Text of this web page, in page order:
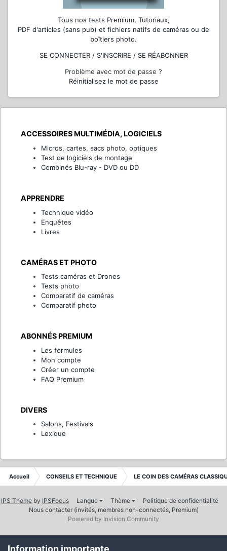
Tous nos tests Premium, Tutoriaux,
PDF d'articles (sans pub) et fichiers natifs de caméras ou de
boîtiers photo.
SE CONNECTER / S'INSCRIRE / SE RÉABONNER
Problème avec mot de passe ?
Réinitialisez le mot de passe
ACCESSOIRES MULTIMÉDIA, LOGICIELS
Micros, cartes, sacs photo, optiques
Test de logiciels de montage
Combinés Blu-ray - DVD ou DD
APPRENDRE
Technique vidéo
Enquêtes
Livres
CAMÉRAS ET PHOTO
Tests caméras et Drones
Tests photo
Comparatif de caméras
Comparatif photo
ABONNÉS PREMIUM
Les formules
Mon compte
Créer un compte
FAQ Premium
DIVERS
Salons, Festivals
Lexique
Accueil CONSEILS ET TECHNIQUE LE COIN DES CAMÉRAS
IPS Theme by IPSFocus Langue Thème
Politique de confidentialité
Nous contacter (invités, membres non-connectés, Premium)
Powered by Invision Community
Information importante